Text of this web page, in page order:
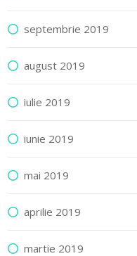
septembrie 2019
august 2019
iulie 2019
iunie 2019
mai 2019
aprilie 2019
martie 2019